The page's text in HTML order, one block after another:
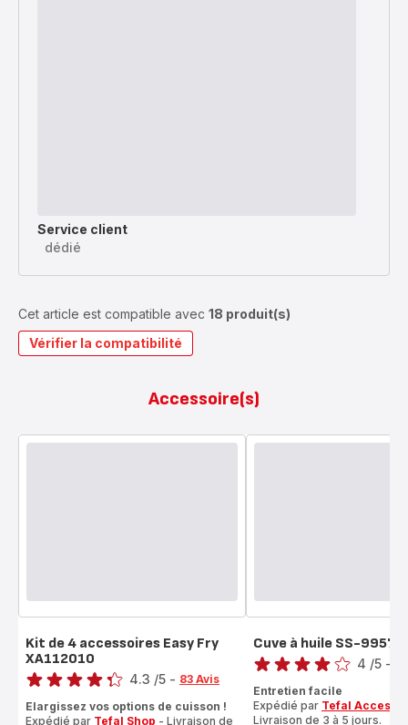
Service client
dédié
Cet article est compatible avec 18 produit(s)
Vérifier la compatibilité
Accessoire(s)
Kit de 4 accessoires Easy Fry
XA112010
Note
4.3 /5 - 83 Avis
Elargissez vos options de cuisson !
Expédié par Tefal Shop - Livraison de
Cuve à huile SS-
Note
4
étoiles
4 /5 -
Entretien facile
Expédié par Tefal
Livraison de 3 à 5 jours.